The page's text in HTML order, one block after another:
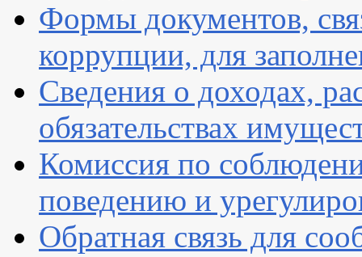
Формы документов,
коррупции, для
Сведения о доходах,
обязательствах
Комиссия по
поведению и
Обратная связь для